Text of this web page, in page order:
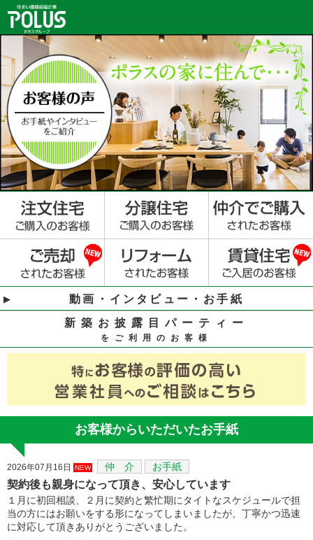
動画・インタビュー・お手紙
新築お披露目パーティー
をご利用のお客様
お客様からいただいたお手紙
2026年07月16日 NEW 仲 介 お手紙
契約後も親身になって頂き、安心しています
１月に初回相談、２月に契約と繁忙期にタイトなスケジュールで担
当の方にはお願いをする形になってしまいましたが、丁寧かつ迅速
に対応して頂きありがとうございました。